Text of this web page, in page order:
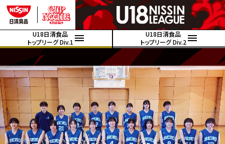
U18日清食品
トップリーグ Div.1
U18日清食品
トップリーグ Div.2